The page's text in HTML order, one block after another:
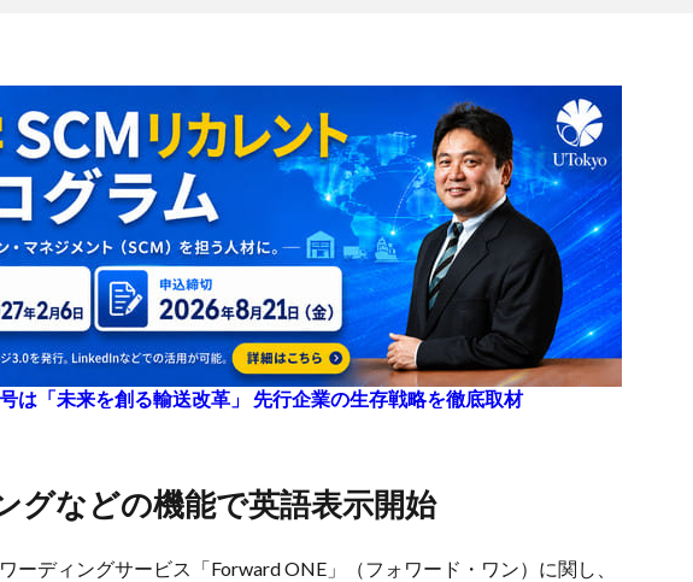
は「未来を創る輸送改革」 先行企業の生存戦略を徹底取材
グなどの機能で英語表示開始
ーディングサービス「Forward ONE」（フォワード・ワン）に関し、